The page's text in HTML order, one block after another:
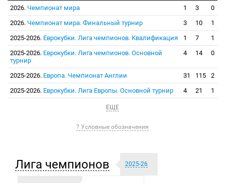
2026. Чемпионат мира 1 3
0
2026. Чемпионат мира. Финальный турнир 3 10
1
2025-2026. Еврокубки. Лига чемпионов. Квалификация 1 7
1
2025-2026. Еврокубки. Лига чемпионов. Основной
турнир
4 14 0
2025-2026. Европа. Чемпионат Англии 31 115
2
2025-2026. Еврокубки. Лига Европы. Основной турнир 4 21 1
ЕЩЕ
? Условные обозначения
Лига чемпионов 2025-26